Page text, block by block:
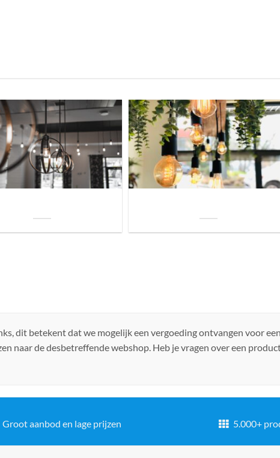
dit betekent dat we mogelijk een vergoeding ontvangen voor
naar de desbetreffende webshop. Heb je vragen over een
Groot aanbod en lage prijzen 5.000+